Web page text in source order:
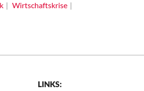
Wirtschaftskrise
LINKS: